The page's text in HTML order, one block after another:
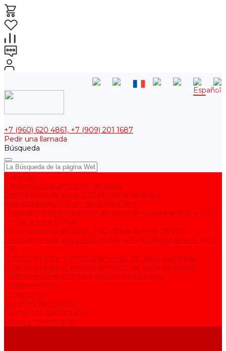
+7 (960) 620 4861, +7 (909) 201 1687
Pedir una llamada
Búsqueda
Catálogo
Equipos para purificación de agua
Destiladores de agua, 2-25 l/h (de la serie АЕ)
Bidestiladores, 2-12 l/h (de la serie BE)
Dispositivos de producción de agua de calidad analítica, 5-25
l/h (de la serie UPVA)
Desionizadores de agua, 5-60 l/h (de la serie UPVD)
Destiladores de agua industriales, 40-210 l/h (de la serie АDE,
DE)
Colectores para el almacenamiento de agua purificada
Colectores para el almacenamiento de agua purificada
Colectores térmicos para soluciones estériles
Componentes
Enfriadores
Soportes de fijación
Elementos calefactores
Filtros y membranas